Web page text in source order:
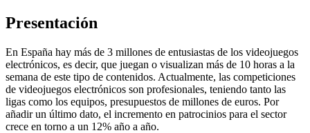
Presentación
En España hay más de 3 millones de entusiastas de los videojuegos
electrónicos, es decir, que juegan o visualizan más de 10 horas a la
semana de este tipo de contenidos. Actualmente, las competiciones
de videojuegos electrónicos son profesionales, teniendo tanto las
ligas como los equipos, presupuestos de millones de euros. Por
añadir un último dato, el incremento en patrocinios para el sector
crece en torno a un 12% año a año.